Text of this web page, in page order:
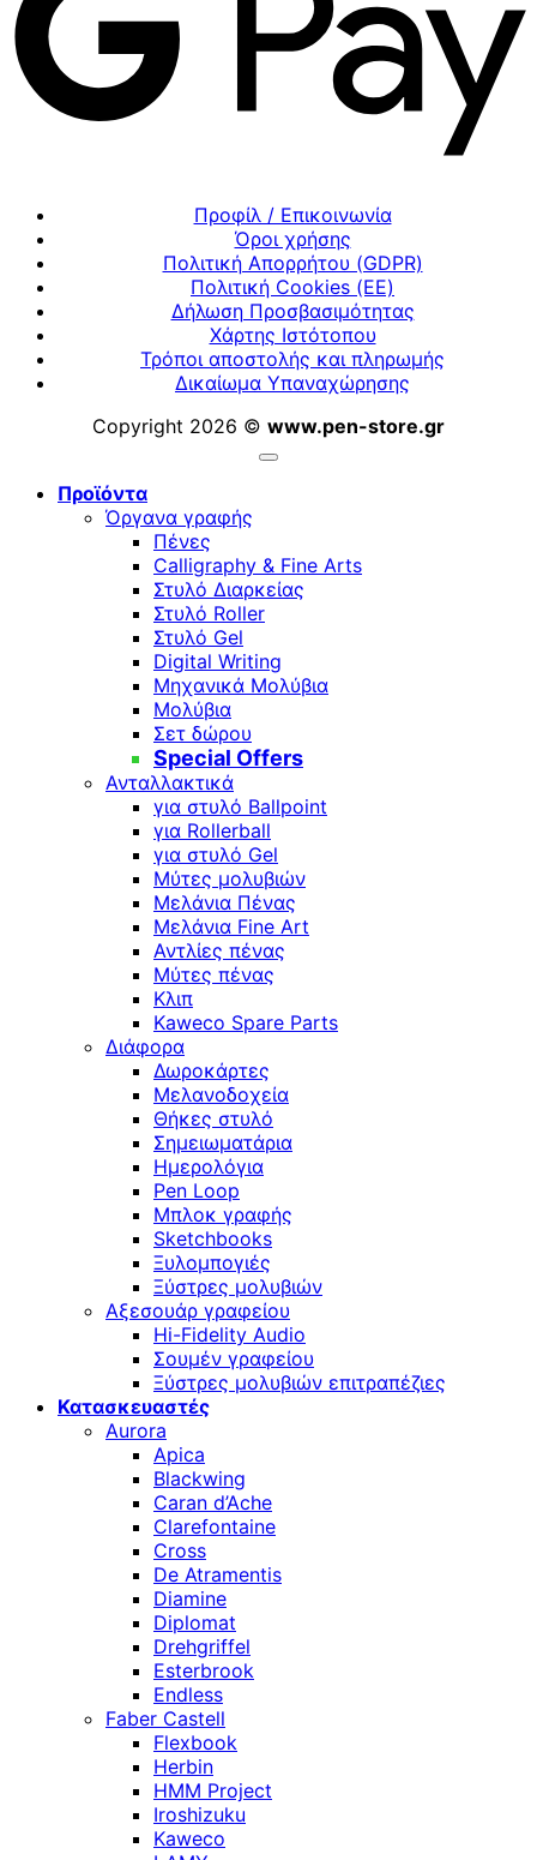
Προφίλ / Επικοινωνία
Όροι χρήσης
Πολιτική Απορρήτου (GDPR)
Πολιτική Cookies (ΕΕ)
Δήλωση Προσβασιμότητας
Χάρτης Ιστότοπου
Τρόποι αποστολής και πληρωμής
Δικαίωμα Υπαναχώρησης
Copyright 2026 © www.pen-store.gr
Προϊόντα
Όργανα γραφής
Πένες
Calligraphy & Fine Arts
Στυλό Διαρκείας
Στυλό Roller
Στυλό Gel
Digital Writing
Μηχανικά Μολύβια
Μολύβια
Σετ δώρου
Special Offers
Ανταλλακτικά
για στυλό Ballpoint
για Rollerball
για στυλό Gel
Μύτες μολυβιών
Μελάνια Πένας
Μελάνια Fine Art
Αντλίες πένας
Μύτες πένας
Κλιπ
Kaweco Spare Parts
Διάφορα
Δωροκάρτες
Μελανοδοχεία
Θήκες στυλό
Σημειωματάρια
Ημερολόγια
Pen Loop
Μπλοκ γραφής
Sketchbooks
Ξυλομπογιές
Ξύστρες μολυβιών
Αξεσουάρ γραφείου
Hi-Fidelity Audio
Σουμέν γραφείου
Ξύστρες μολυβιών επιτραπέζιες
Κατασκευαστές
Aurora
Apica
Blackwing
Caran d’Ache
Clarefontaine
Cross
De Atramentis
Diamine
Diplomat
Drehgriffel
Esterbrook
Endless
Faber Castell
Flexbook
Herbin
HMM Project
Iroshizuku
Kaweco